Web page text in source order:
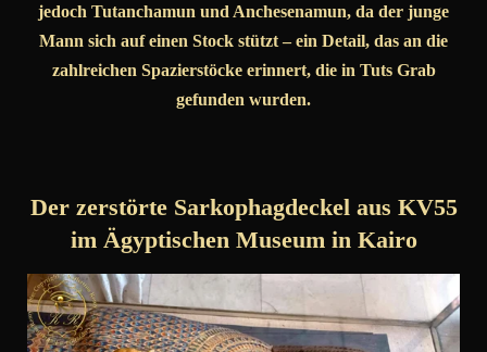
jedoch Tutanchamun und Anchesenamun, da der junge
Mann sich auf einen Stock stützt – ein Detail, das an die
zahlreichen Spazierstöcke erinnert, die in Tuts Grab
gefunden wurden.
Der zerstörte Sarkophagdeckel aus KV55
im Ägyptischen Museum in Kairo